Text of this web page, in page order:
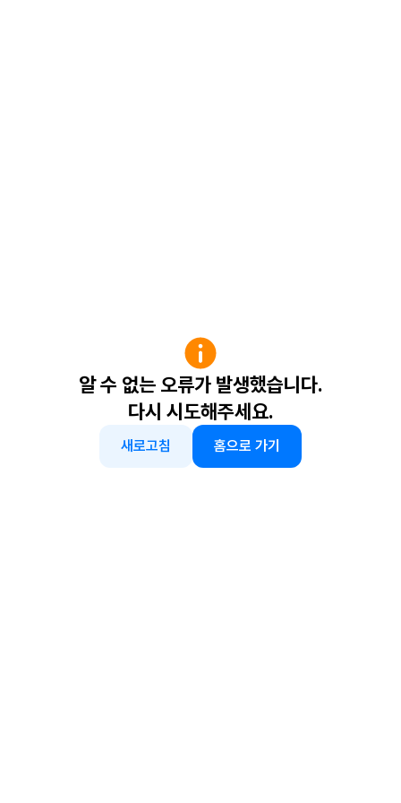
알 수 없는 오류가 발생했습니다.
다시 시도해주세요.
새로고침 홈으로 가기